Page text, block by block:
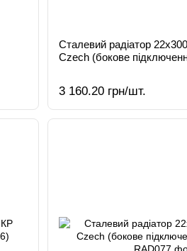
Сталевий радіатор
Czech (бокове
3 160.20 грн/шт.